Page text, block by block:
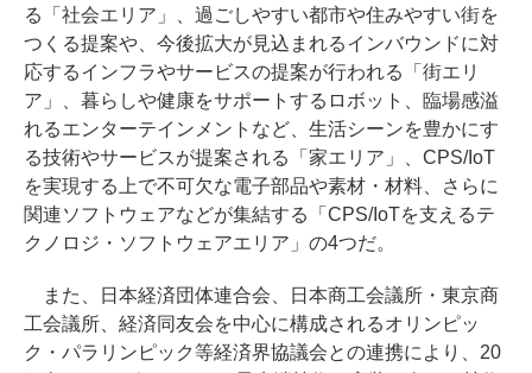
る「社会エリア」、過ごしやすい都市や住みやすい街を
つくる提案や、今後拡大が見込まれるインバウンドに対
応するインフラやサービスの提案が行われる「街エリ
ア」、暮らしや健康をサポートするロボット、臨場感溢
れるエンターテインメントなど、生活シーンを豊かにす
る技術やサービスが提案される「家エリア」、CPS/IoT
を実現する上で不可欠な電子部品や素材・材料、さらに
関連ソフトウェアなどが集結する「CPS/IoTを支えるテ
クノロジ・ソフトウェアエリア」の4つだ。
また、日本経済団体連合会、日本商工会議所・東京商
工会議所、経済同友会を中心に構成されるオリンピッ
ク・パラリンピック等経済界協議会との連携により、20